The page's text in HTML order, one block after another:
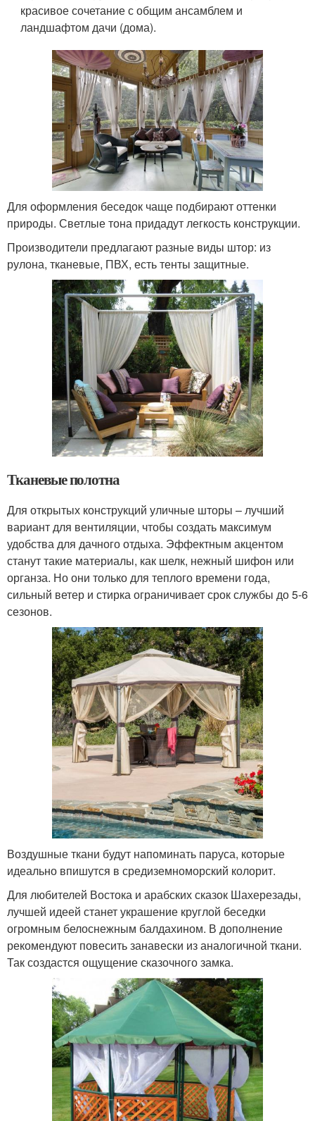
красивое сочетание с общим ансамблем и
ландшафтом дачи (дома).
Для оформления беседок чаще подбирают оттенки
природы. Светлые тона придадут легкость конструкции.
Производители предлагают разные виды штор: из
рулона, тканевые, ПВХ, есть тенты защитные.
Тканевые полотна
Для открытых конструкций уличные шторы – лучший
вариант для вентиляции, чтобы создать максимум
удобства для дачного отдыха. Эффектным акцентом
станут такие материалы, как шелк, нежный шифон или
органза. Но они только для теплого времени года,
сильный ветер и стирка ограничивает срок службы до 5-6
сезонов.
Воздушные ткани будут напоминать паруса, которые
идеально впишутся в средиземноморский колорит.
Для любителей Востока и арабских сказок Шахерезады,
лучшей идеей станет украшение круглой беседки
огромным белоснежным балдахином. В дополнение
рекомендуют повесить занавески из аналогичной ткани.
Так создастся ощущение сказочного замка.